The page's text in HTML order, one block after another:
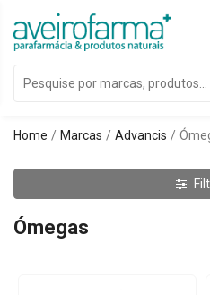
Home Marcas Advancis
Ómegas